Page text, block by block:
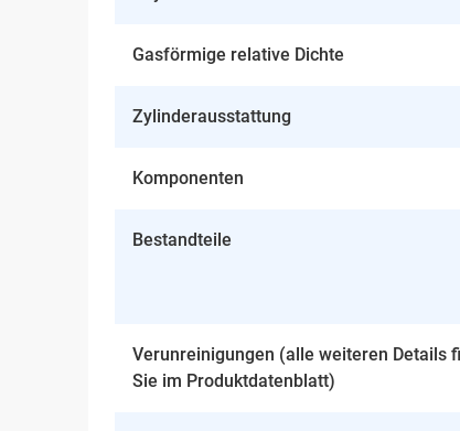
Gasförmige relative Dichte
Zylinderausstattung
Komponenten
Bestandteile
Verunreinigungen (alle weiteren Details
Sie im Produktdatenblatt)